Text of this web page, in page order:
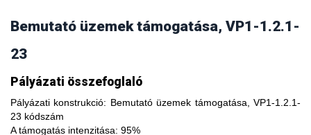
Bemutató üzemek támogatása, VP1-1.2.1-
23
Pályázati összefoglaló
Pályázati konstrukció: Bemutató üzemek támogatása, VP1-1.2.1-
23 kódszám
A támogatás intenzitása: 95%
A fajtakísérleti és fajtakitermesztési állomások
modernizálásával, olyan növényfajta kísérleteket lehet
végezni, melyekkel limitálhatóak a mezőgazdasági termesztés
bizonytalanságából adódó negatív hatások, növelhető a
termésbiztonság, valamint a növényi kórokozókkal, kártevőkkel